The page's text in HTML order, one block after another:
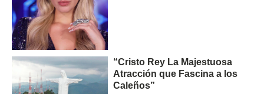
“Cristo Rey La Majestuosa
Atracción que Fascina a los
Caleños”